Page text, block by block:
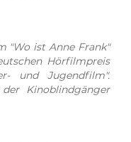
"Wo ist Anne Frank"
Hörfilmpreis
und Jugendfilm".
Kinoblindgänger